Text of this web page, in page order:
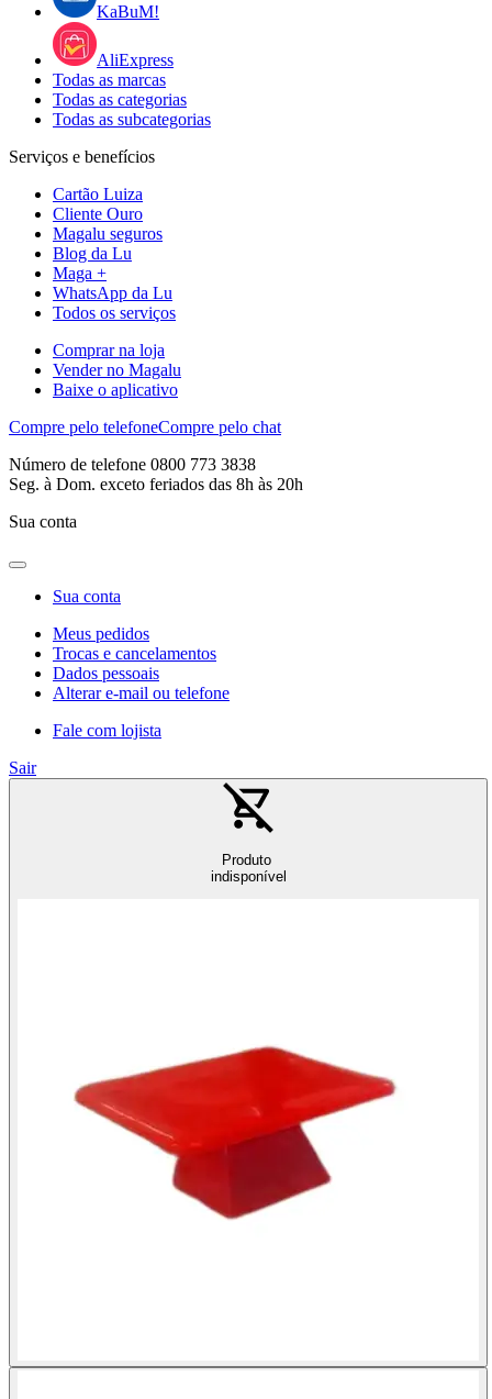
KaBuM!
AliExpress
Todas as marcas
Todas as categorias
Todas as subcategorias
Serviços e benefícios
Cartão Luiza
Cliente Ouro
Magalu seguros
Blog da Lu
Maga +
WhatsApp da Lu
Todos os serviços
Comprar na loja
Vender no Magalu
Baixe o aplicativo
Compre pelo telefoneCompre pelo chat
Número de telefone 0800 773 3838
Seg. à Dom. exceto feriados das 8h às 20h
Sua conta
Sua conta
Meus pedidos
Trocas e cancelamentos
Dados pessoais
Alterar e-mail ou telefone
Fale com lojista
Sair
Produto
indisponível